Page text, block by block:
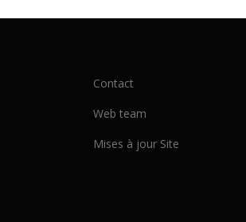
Contact
Web team
Mises à jour Site